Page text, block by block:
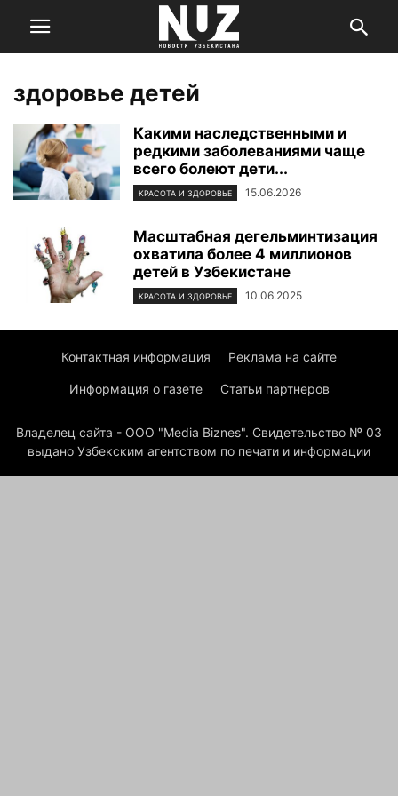
здоровье детей
Какими наследственными и
редкими заболеваниями чаще
всего болеют дети...
КРАСОТА И ЗДОРОВЬЕ 15.06.2026
Масштабная дегельминтизация
охватила более 4 миллионов
детей в Узбекистане
КРАСОТА И ЗДОРОВЬЕ 10.06.2025
Контактная информация Реклама на сайте
Информация о газете Статьи партнеров
Владелец сайта - ООО "Media Biznes". Свидетельство № 03
выдано Узбекским агентством по печати и информации